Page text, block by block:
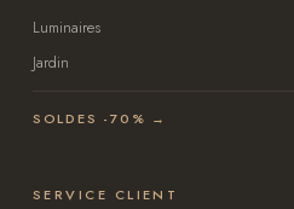
Luminaires
Jardin
SOLDES -70% →
SERVICE CLIENT